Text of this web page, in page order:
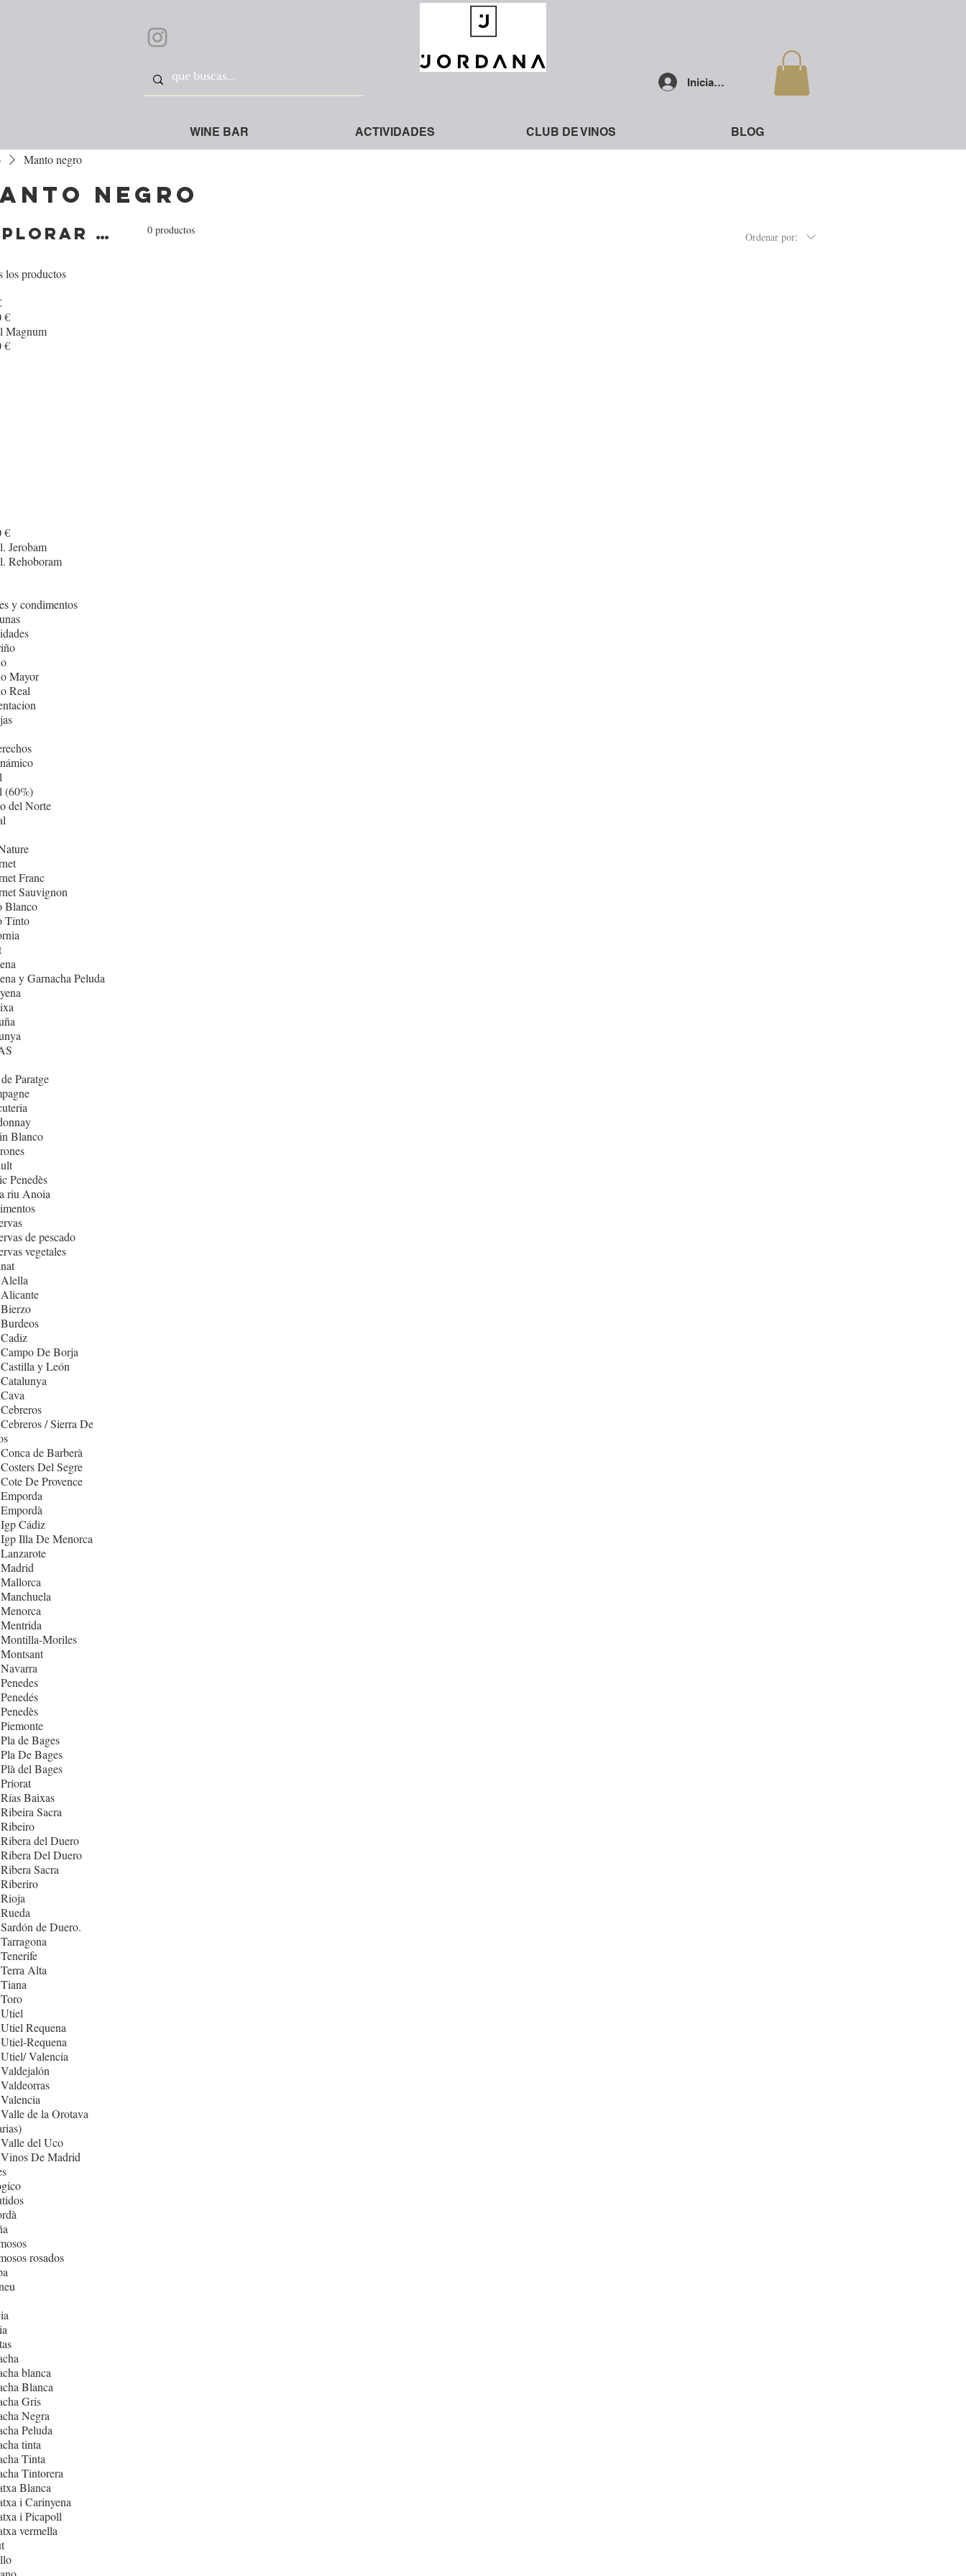
Iniciar sesión
WINE BAR ACTIVIDADES CLUB DE VINOS BLOG
Manto negro
negro
Explorar por
los productos
€
Magnum
€
€
Jerobam
Rehoboram
y condimentos
Mayor
Real
(60%)
del Norte
Franc
Sauvignon
Blanco
Tinto
y Garnacha Peluda
Paratge
Blanco
Penedès
riu Anoia
de pescado
vegetales
De Borja
y León
/ Sierra De
de Barberà
Del Segre
De Provence
Cádiz
Illa De Menorca
Moriles
de Bages
De Bages
del Bages
Baixas
Sacra
del Duero
Del Duero
Sacra
de Duero.
Alta
Requena
Requena
Valencia
de la Orotava
del Uco
De Madrid
rosados
blanca
Blanca
Gris
Negra
Peluda
tinta
Tinta
Tintorera
Blanca
i Carinyena
i Picapoll
vermella
0 productos
Ordenar por: